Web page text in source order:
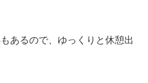
あるので、ゆっくりと休憩出